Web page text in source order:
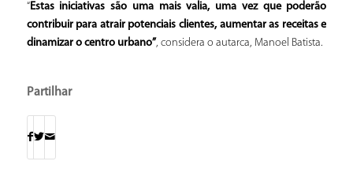
“Estas iniciativas são uma mais valia, uma vez que poderão
contribuir para atrair potenciais clientes, aumentar as receitas e
dinamizar o centro urbano”, considera o autarca, Manoel Batista.
Partilhar